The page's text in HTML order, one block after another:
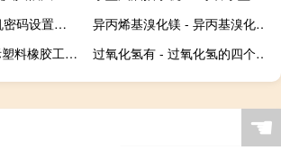
win8怎样取消开机密码设置（win8开机密码怎么取消）
异丙烯基溴化镁 - 异丙基溴化镁格卤交换
橡塑展览会 - 国际塑料橡胶工业展览会
过氧化氢有 - 过氧化氢的四个意识
☚